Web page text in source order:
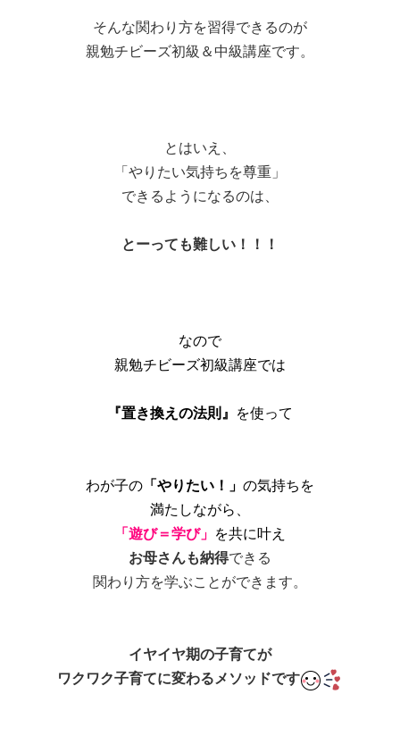
そんな関わり方を習得できるのが
親勉チビーズ初級＆中級講座です。
とはいえ、
「やりたい気持ちを尊重」
できるようになるのは、
とーっても難しい！！！
なので
親勉チビーズ初級講座では
『置き換えの法則』 を使って
わが子の 「やりたい！」 の気持ちを
満たしながら、
「遊び＝学び」 を共に叶え
お母さんも納得できる
関わり方を学ぶことができます。
イヤイヤ期の子育てが
ワクワク子育てに変わるメソッドです